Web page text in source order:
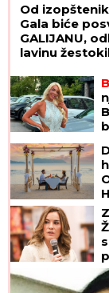
Od
Gala biće
GALIJANU,
lavinu